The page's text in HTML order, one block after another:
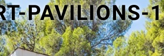
PAVILIONS-1